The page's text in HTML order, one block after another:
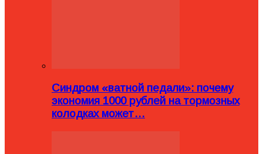
Синдром «ватной педали»: почему
экономия 1000 рублей на тормозных
колодках может…